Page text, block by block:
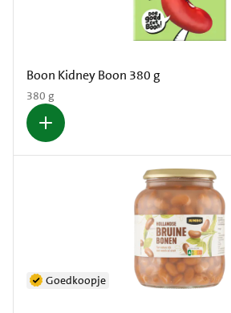
Boon Kidney Boon 380 g
380 g
Goedkoopje